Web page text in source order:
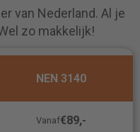
van Nederland. Al je
zo makkelijk!
NEN 3140
Vanaf€89,-